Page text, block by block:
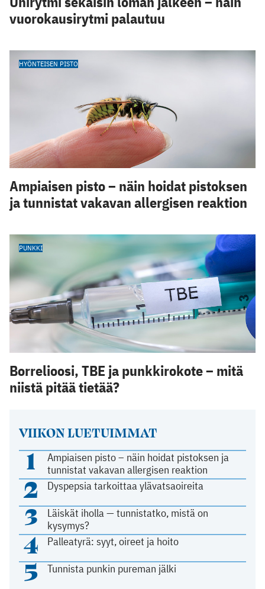
VIIKON LUETUIMMAT
1
Ampiaisen pisto – näin hoidat pistoksen ja
tunnistat vakavan allergisen reaktion
2 Dyspepsia tarkoittaa ylävatsaoireita
3
Läiskät iholla — tunnistatko, mistä on
kysymys?
4 Palleatyrä: syyt, oireet ja hoito
5 Tunnista punkin pureman jälki
vuorokausirytmi palautuu
HYÖNTEISEN PISTO
Ampiaisen pisto – näin hoidat pistoksen
ja tunnistat vakavan allergisen reaktion
PUNKKI
Borrelioosi, TBE ja punkkirokote – mitä
niistä pitää tietää?